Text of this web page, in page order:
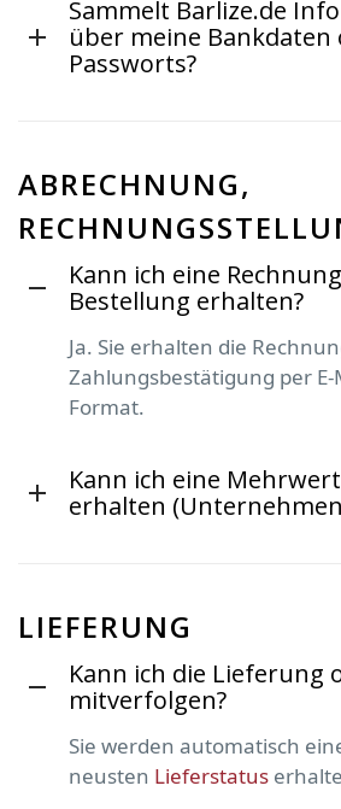
Sammelt Barlize.de
über meine Bankdaten
Passworts?
ABRECHNUNG,
Kann ich eine
Bestellung erhalten?
Ja. Sie erhalten die
Zahlungsbestätigung per E-
Format.
Kann ich eine
erhalten
LIEFERUNG
Kann ich die Lieferung
mitverfolgen?
Sie werden automatisch
neusten Lieferstatus